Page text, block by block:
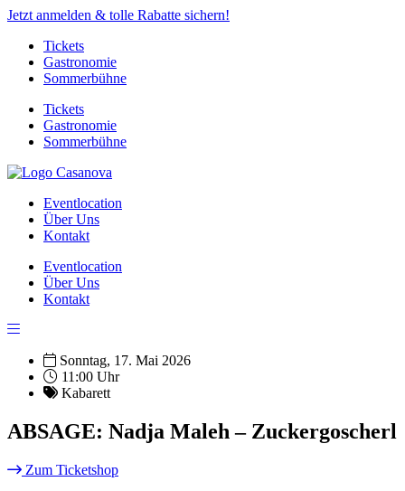
Jetzt anmelden & tolle Rabatte sichern!
Tickets
Gastronomie
Sommerbühne
Tickets
Gastronomie
Sommerbühne
Eventlocation
Über Uns
Kontakt
Eventlocation
Über Uns
Kontakt
Sonntag, 17. Mai 2026
11:00 Uhr
Kabarett
ABSAGE: Nadja Maleh – Zuckergoscherl
Zum Ticketshop